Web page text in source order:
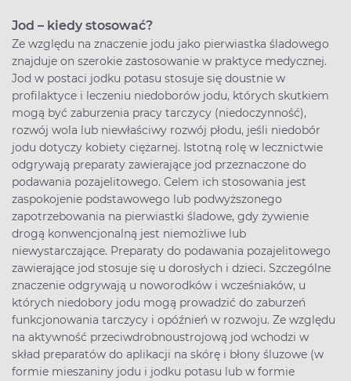
Jod – kiedy stosować?
Ze względu na znaczenie jodu jako pierwiastka śladowego
znajduje on szerokie zastosowanie w praktyce medycznej.
Jod w postaci jodku potasu stosuje się doustnie w
profilaktyce i leczeniu niedoborów jodu, których skutkiem
mogą być zaburzenia pracy tarczycy (niedoczynność),
rozwój wola lub niewłaściwy rozwój płodu, jeśli niedobór
jodu dotyczy kobiety ciężarnej. Istotną rolę w lecznictwie
odgrywają preparaty zawierające jod przeznaczone do
podawania pozajelitowego. Celem ich stosowania jest
zaspokojenie podstawowego lub podwyższonego
zapotrzebowania na pierwiastki śladowe, gdy żywienie
drogą konwencjonalną jest niemożliwe lub
niewystarczające. Preparaty do podawania pozajelitowego
zawierające jod stosuje się u dorosłych i dzieci. Szczególne
znaczenie odgrywają u noworodków i wcześniaków, u
których niedobory jodu mogą prowadzić do zaburzeń
funkcjonowania tarczycy i opóźnień w rozwoju. Ze względu
na aktywność przeciwdrobnoustrojową jod wchodzi w
skład preparatów do aplikacji na skórę i błony śluzowe (w
formie mieszaniny jodu i jodku potasu lub w formie